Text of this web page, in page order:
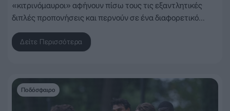
«κιτρινόμαυροι» αφήνουν πίσω τους τις εξαντλητικές
διπλές προπονήσεις και περνούν σε ένα διαφορετικό…
Δείτε Περισσότερα
Ποδόσφαιρο